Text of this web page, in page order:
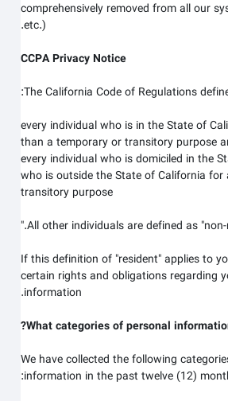
comprehensively removed from all our
etc.).
CCPA Privacy Notice
The California Code of Regulations
(1) every individual who is in the State
than a temporary or transitory purpose
(2) every individual who is domiciled in
who is outside the State of California
transitory purpose
All other individuals are defined as
If this definition of "resident" applies to
certain rights and obligations regarding
information.
What categories of personal
We have collected the following
information in the past twelve (12)